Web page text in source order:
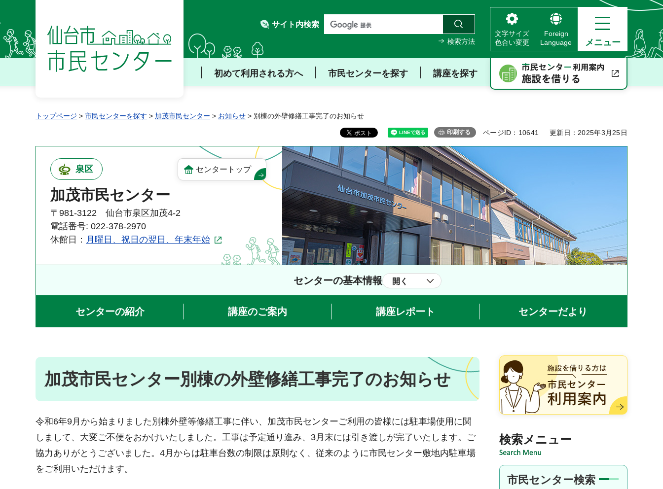
仙台市 市民センター
サイト内検索
検索方法
文字サイズ
色合い変更
Foreign
Language
メニュー
初めて利用される方へ 市民センターを探す 講座を探す
トップページ > 市民センターを探す > 加茂市民センター > お知らせ > 別棟の外壁修繕工事完了のお知らせ
印刷する ページID：10641 更新日：2025年3月25日
泉区 センタートップ
加茂市民センター
〒981-3122 仙台市泉区加茂4-2
電話番号: 022-378-2970
休館日： 月曜日、祝日の翌日、年末年始
センターの基本情報 開く
センターの紹介 講座のご案内 講座レポート センターだより
加茂市民センター別棟の外壁修繕工事完了のお知らせ
令和6年9月から始まりました別棟外壁等修繕工事に伴い、加茂市民センターご利用の皆様には駐車場使用に関
しまして、大変ご不便をおかけいたしました。工事は予定通り進み、3月末には引き渡しが完了いたします。ご
協力ありがとうございました。4月からは駐車台数の制限は原則なく、従来のように市民センター敷地内駐車場
をご利用いただけます。
施設を借りる方は市民センター
利用案内
検索メニュー
市民センター検索